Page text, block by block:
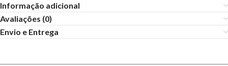
Informação adicional
Avaliações (0)
Envio e Entrega